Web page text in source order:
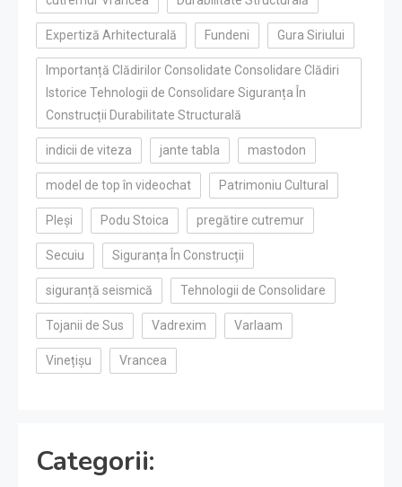
Expertiză Arhitecturală Fundeni Gura Siriului
Importanță Clădirilor Consolidate Consolidare Clădiri
Istorice Tehnologii de Consolidare Siguranța În
Construcții Durabilitate Structurală
indicii de viteza jante tabla mastodon
model de top în videochat Patrimoniu Cultural
Pleși Podu Stoica pregătire cutremur
Secuiu Siguranța În Construcții
siguranță seismică Tehnologii de Consolidare
Tojanii de Sus Vadrexim Varlaam
Vinețișu Vrancea
Categorii: